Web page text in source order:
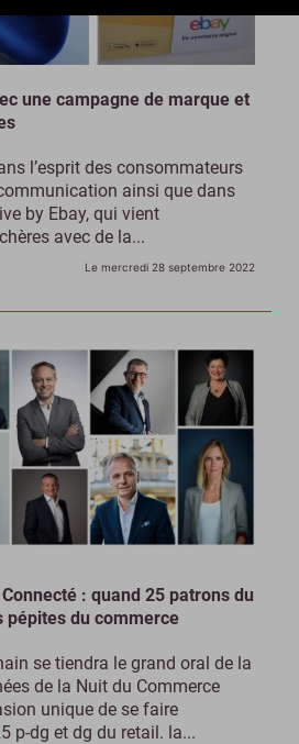
une campagne de marque et
l’esprit des consommateurs
ainsi que dans
by Ebay, qui vient
avec de la...
Le mercredi 28 septembre 2022
: quand 25 patrons du
du commerce
se tiendra le grand oral de la
de la Nuit du Commerce
unique de se faire
p-dg et dg du retail. la...